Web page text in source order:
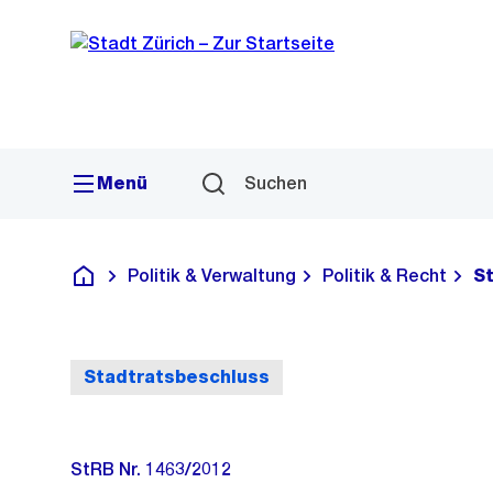
Navigation
Sprunglink
Menü Suchen
Deutsch
Politik & Verwaltung Politik & Recht
Stadtratsbeschluss
StRB Nr. 1463/2012